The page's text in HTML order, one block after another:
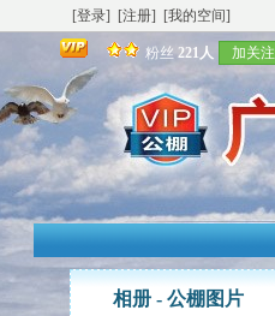
[登录] [注册] [我的空间]
粉丝 221人 加关注
相册 - 公棚图片